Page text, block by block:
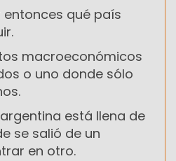
qué país
macroeconómicos
o uno donde sólo
está llena de
se salió de un
en otro.